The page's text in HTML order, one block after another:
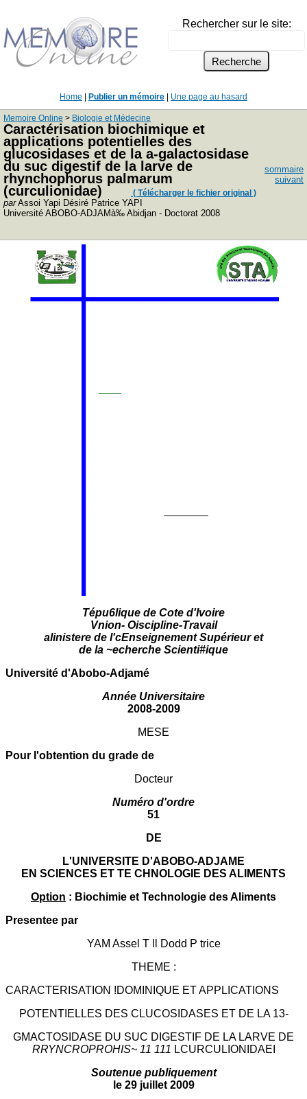
Rechercher sur le site:
Home Publier un mémoire Une page au hasard
Memoire Online > Biologie et Médecine
Caractérisation biochimique et
applications potentielles des
glucosidases et de la a-galactosidase
du suc digestif de la larve de
rhynchophorus palmarum
(curculionidae)
( Télécharger le fichier original )
parAssoi Yapi Désiré Patrice YAPI
Université ABOBO-ADJAMà‰ Abidjan - Doctorat 2008
sommaire
suivant
Tépu6lique de Cote d'Ivoire
Vnion- Oiscipline-Travail
alinistere de l'cEnseignement Supérieur et
de la ~echerche Scienti#ique
Université d'Abobo-Adjamé
Année Universitaire
2008-2009
MESE
Pour I'obtention du grade de
Docteur
Numéro d'ordre
51
DE
L'UNIVERSITE D'ABOBO-ADJAME
EN SCIENCES ET TE CHNOLOGIE DES ALIMENTS
Option : Biochimie et Technologie des Aliments
Presentee par
YAM Assel T ll Dodd P trice
THEME :
CARACTERISATION !DOMINIQUE ET APPLICATIONS
POTENTIELLES DES CLUCOSIDASES ET DE LA 13-
GMACTOSIDASE DU SUC DIGESTIF DE LA LARVE DE
RRYNCROPROHIS~ 11 111 LCURCULIONIDAEI
Soutenue publiquement
le 29 juillet 2009